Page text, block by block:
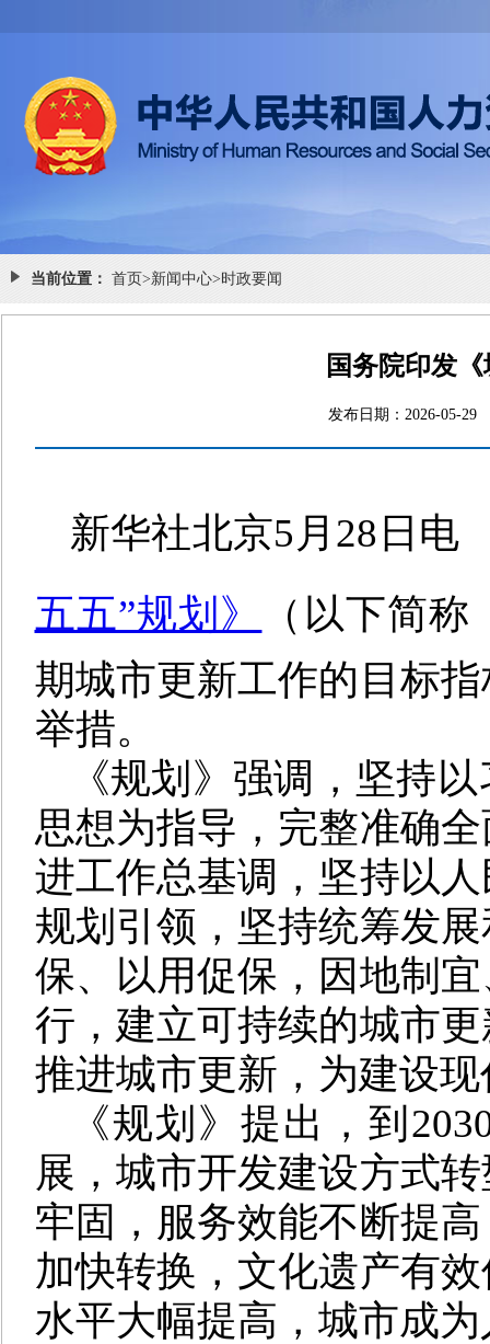
当前位置： 首页>新闻中心>时政要闻
国务院印发
发布日期：
新华社北京5月28日
五五”规划》
（以下简
期城市更新工作的目标
举措。
《规划》强调，坚持
思想为指导，完整准确
进工作总基调，坚持以
规划引领，坚持统筹发
保、以用促保，因地制
行，建立可持续的城市
推进城市更新，为建设
《规划》提出，到
展，城市开发建设方式
牢固，服务效能不断提
加快转换，文化遗产有
水平大幅提高，城市成